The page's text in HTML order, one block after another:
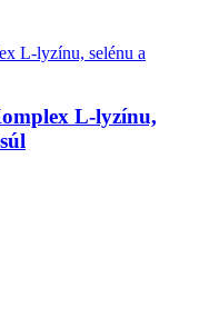
L-lyzínu,